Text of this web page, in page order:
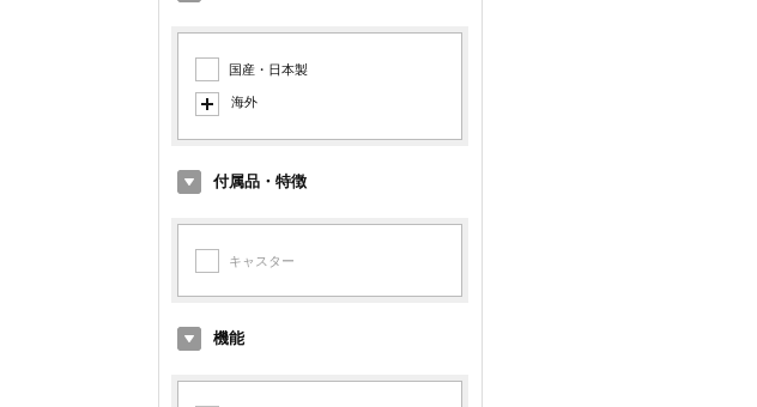
スペイン
台湾
国産・日本製
海外
イタリア製
デンマーク製
付属品・特徴
キャスター
機能